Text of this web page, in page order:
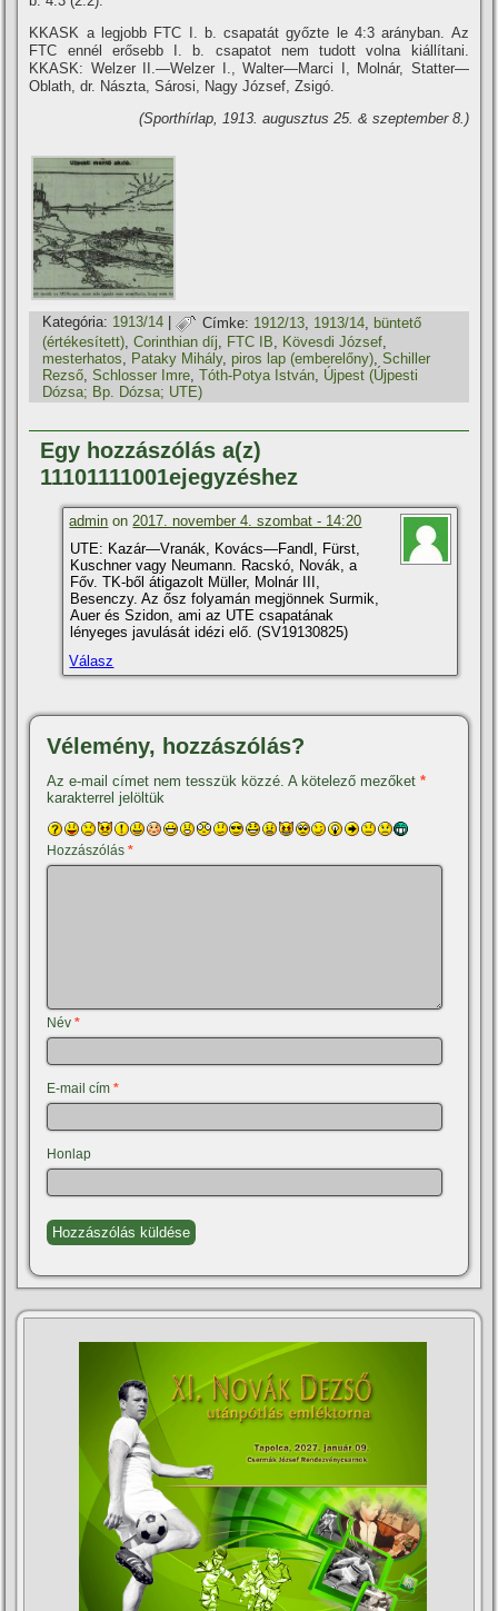
KKASK a legjobb FTC I. b. csapatát győzte le 4:3 arányban. Az
FTC ennél erősebb I. b. csapatot nem tudott volna kiállí­tani.
KKASK: Welzer II.—Welzer I., Walter—Marci I, Molnár, Statter—
Oblath, dr. Nászta, Sárosi, Nagy József, Zsigó.
(Sporthí­rlap, 1913. augusztus 25. & szeptember 8.)
Kategória: 1913/14 | Címke: 1912/13 1913/14 ,büntető
(értékesí­tett),Corinthian dí­j, FTC IB, Kövesdi József,
mesterhatos, Pataky Mihály,piros lap (emberelőny),Schiller
Rezső,Schlosser Imre,Tóth-Potya István, Újpest (Újpesti
Dózsa; Bp. Dózsa; UTE)
Egy hozzászólás a(z)
11101111001ejegyzéshez
admin on2017. november 4. szombat - 14:20
UTE: Kazár—Vranák, Kovács—Fandl, Fürst,
Kuschner vagy Neumann. Racskó, Novák, a
Főv. TK-ből átigazolt Müller, Molnár III,
Besenczy. Az ősz folyamán megjönnek Surmik,
Auer és Szidon, ami az UTE csapatának
lényeges javulását idézi elő. (SV19130825)
Válasz
Vélemény, hozzászólás?
Az e-mail címet nem tesszük közzé. A kötelező mezőket*
karakterrel jelöltük
Hozzászólás*
Név*
E-mail cím*
Honlap